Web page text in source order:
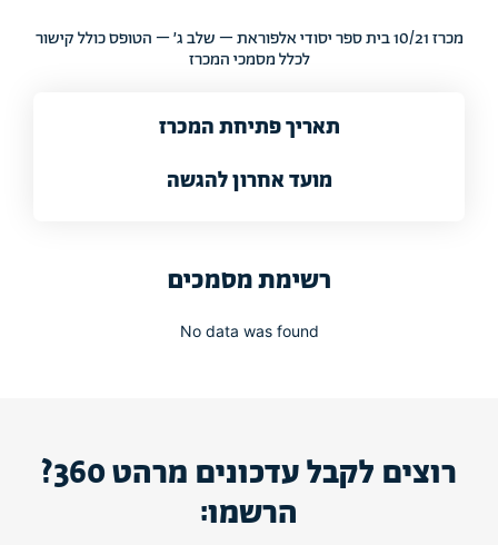
מכרז 10/21 בית ספר יסודי אלפוראת – שלב ג׳ – הטופס כולל קישור
לכלל מסמכי המכרז
תאריך פתיחת המכרז
מועד אחרון להגשה
רשימת מסמכים
No data was found
רוצים לקבל עדכונים מרהט 360?
הרשמו: